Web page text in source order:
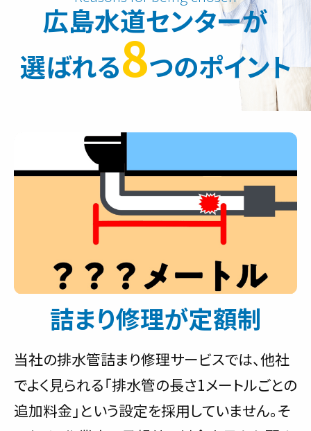
広島水道センターが
選ばれる8つのポイント
詰まり修理が定額制
当社の排水管詰まり修理サービスでは、他社
でよく見られる「排水管の長さ1メートルごとの
追加料金」という設定を採用していません。そ